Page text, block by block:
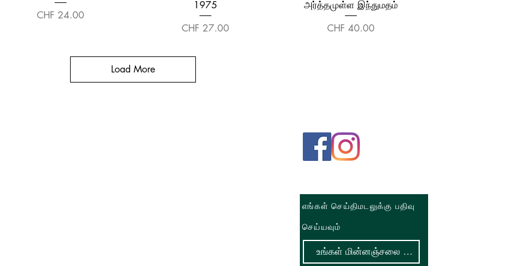
Price
CHF 24.00
1975
Price
CHF 27.00
அர்த்தமுள்ள இந்துமதம்
Price
CHF 40.00
Load More
எங்கள் செய்திமடலுக்கு பதிவு
செய்யவும்